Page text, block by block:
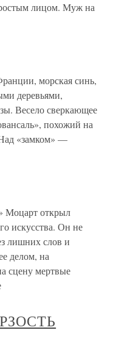
лицом. Муж на
морская синь,
деревьями,
Весело сверкающее
похожий на
«замком» —
открыл
искусства. Он не
лишних слов и
делом, на
сцену мертвые